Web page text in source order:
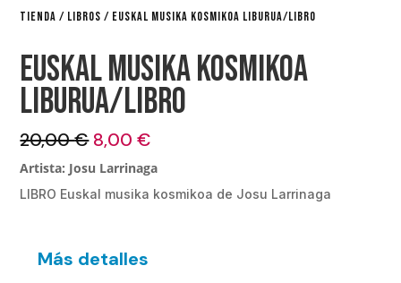
TIENDA / LIBROS / EUSKAL MUSIKA KOSMIKOA LIBURUA/LIBRO
Euskal musika kosmikoa
LIBURUA/LIBRO
20,00€ El
precio
original
era:
8,00€
actual
es:
Artista: Josu Larrinaga
LIBRO Euskal musika kosmikoa de Josu Larrinaga
Más detalles